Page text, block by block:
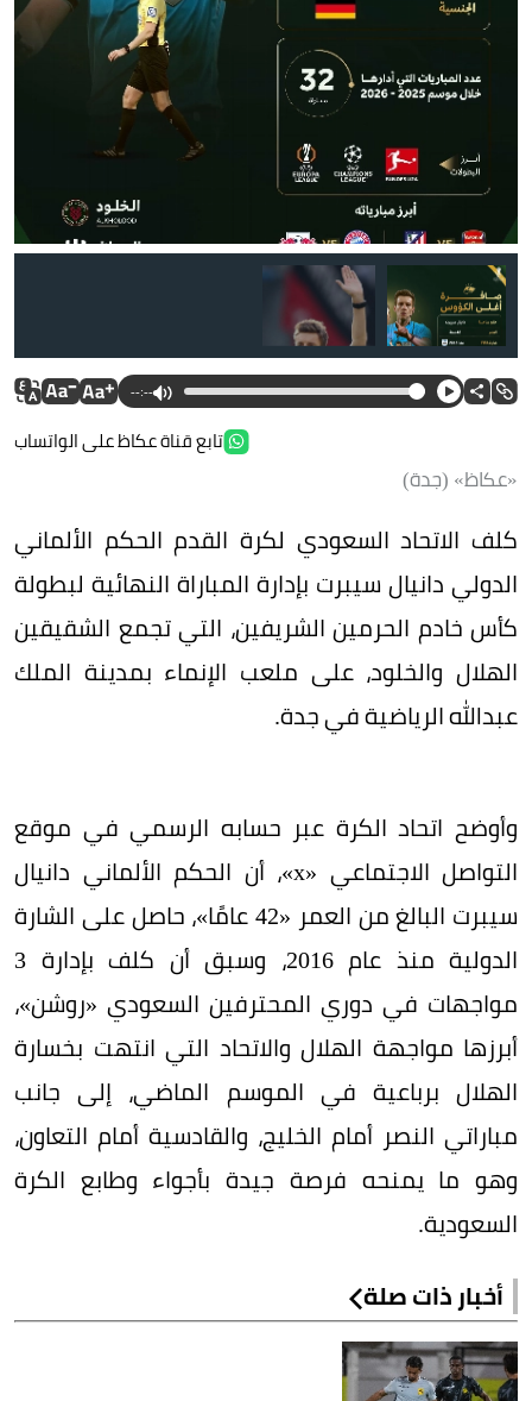
--:--
تابع قناة عكاظ على الواتساب
«عكاظ» (جدة)
كلف الاتحاد السعودي لكرة القدم الحكم الألماني
الدولي دانيال سيبرت بإدارة المباراة النهائية لبطولة
كأس خادم الحرمين الشريفين، التي تجمع الشقيقين
الهلال والخلود، على ملعب الإنماء بمدينة الملك
عبدالله الرياضية في جدة.
وأوضح اتحاد الكرة عبر حسابه الرسمي في موقع
التواصل الاجتماعي «x»، أن الحكم الألماني دانيال
سيبرت البالغ من العمر «42 عامًا»، حاصل على الشارة
الدولية منذ عام 2016، وسبق أن كلف بإدارة 3
مواجهات في دوري المحترفين السعودي «روشن»،
أبرزها مواجهة الهلال والاتحاد التي انتهت بخسارة
الهلال برباعية في الموسم الماضي، إلى جانب
مباراتي النصر أمام الخليج، والقادسية أمام التعاون،
وهو ما يمنحه فرصة جيدة بأجواء وطابع الكرة
السعودية.
أخبار ذات صلة